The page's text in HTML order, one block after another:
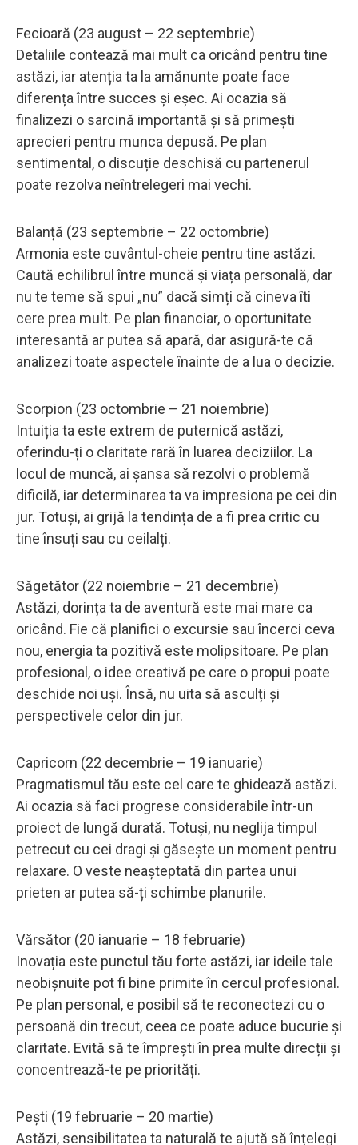
Fecioară (23 august – 22 septembrie)
Detaliile contează mai mult ca oricând pentru tine
astăzi, iar atenția ta la amănunte poate face
diferența între succes și eșec. Ai ocazia să
finalizezi o sarcină importantă și să primești
aprecieri pentru munca depusă. Pe plan
sentimental, o discuție deschisă cu partenerul
poate rezolva neîntrelegeri mai vechi.
Balanță (23 septembrie – 22 octombrie)
Armonia este cuvântul-cheie pentru tine astăzi.
Caută echilibrul între muncă și viața personală, dar
nu te teme să spui „nu” dacă simți că cineva îti
cere prea mult. Pe plan financiar, o oportunitate
interesantă ar putea să apară, dar asigură-te că
analizezi toate aspectele înainte de a lua o decizie.
Scorpion (23 octombrie – 21 noiembrie)
Intuiția ta este extrem de puternică astăzi,
oferindu-ți o claritate rară în luarea deciziilor. La
locul de muncă, ai șansa să rezolvi o problemă
dificilă, iar determinarea ta va impresiona pe cei din
jur. Totuși, ai grijă la tendința de a fi prea critic cu
tine însuți sau cu ceilalți.
Săgetător (22 noiembrie – 21 decembrie)
Astăzi, dorința ta de aventură este mai mare ca
oricând. Fie că planifici o excursie sau încerci ceva
nou, energia ta pozitivă este molipsitoare. Pe plan
profesional, o idee creativă pe care o propui poate
deschide noi uși. Însă, nu uita să asculți și
perspectivele celor din jur.
Capricorn (22 decembrie – 19 ianuarie)
Pragmatismul tău este cel care te ghidează astăzi.
Ai ocazia să faci progrese considerabile într-un
proiect de lungă durată. Totuși, nu neglija timpul
petrecut cu cei dragi și găsește un moment pentru
relaxare. O veste neașteptată din partea unui
prieten ar putea să-ți schimbe planurile.
Vărsător (20 ianuarie – 18 februarie)
Inovația este punctul tău forte astăzi, iar ideile tale
neobișnuite pot fi bine primite în cercul profesional.
Pe plan personal, e posibil să te reconectezi cu o
persoană din trecut, ceea ce poate aduce bucurie și
claritate. Evită să te împrești în prea multe direcții și
concentrează-te pe priorități.
Pești (19 februarie – 20 martie)
Astăzi, sensibilitatea ta naturală te ajută să înțelegi